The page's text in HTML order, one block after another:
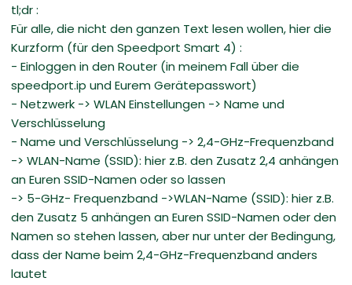
tl;dr :
Für alle, die nicht den ganzen Text lesen wollen, hier die
Kurzform (für den Speedport Smart 4) :
- Einloggen in den Router (in meinem Fall über die
speedport.ip und Eurem Gerätepasswort)
- Netzwerk -> WLAN Einstellungen -> Name und
Verschlüsselung
- Name und Verschlüsselung -> 2,4-GHz-Frequenzband
-> WLAN-Name (SSID): hier z.B. den Zusatz 2,4 anhängen
an Euren SSID-Namen oder so lassen
-> 5-GHz- Frequenzband ->WLAN-Name (SSID): hier z.B.
den Zusatz 5 anhängen an Euren SSID-Namen oder den
Namen so stehen lassen, aber nur unter der Bedingung,
dass der Name beim 2,4-GHz-Frequenzband anders
lautet